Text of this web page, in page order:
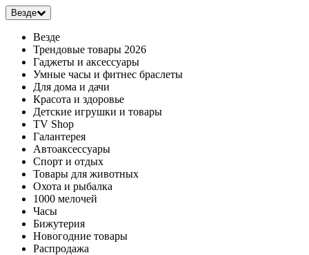
Везде
Везде
Трендовые товары 2026
Гаджеты и аксессуары
Умные часы и фитнес браслеты
Для дома и дачи
Красота и здоровье
Детские игрушки и товары
TV Shop
Галантерея
Автоаксессуары
Спорт и отдых
Товары для животных
Охота и рыбалка
1000 мелочей
Часы
Бижутерия
Новогодние товары
Распродажа